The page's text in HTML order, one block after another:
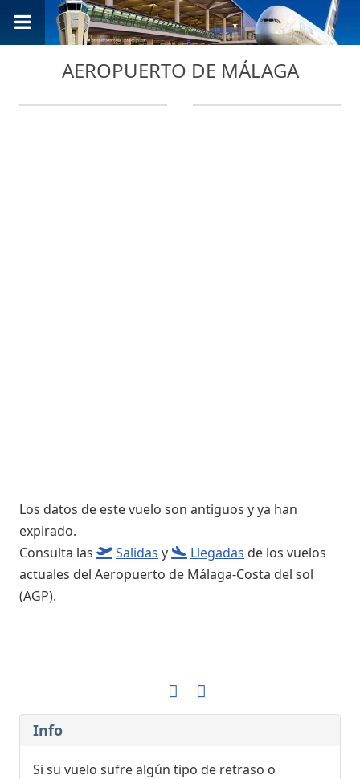
AEROPUERTO DE MÁLAGA
Los datos de este vuelo son antiguos y ya han
expirado.
Consulta las
Salidas y Llegadas de los vuelos
actuales del Aeropuerto de Málaga-Costa del sol
(AGP).
Info
Si su vuelo sufre algún tipo de retraso o